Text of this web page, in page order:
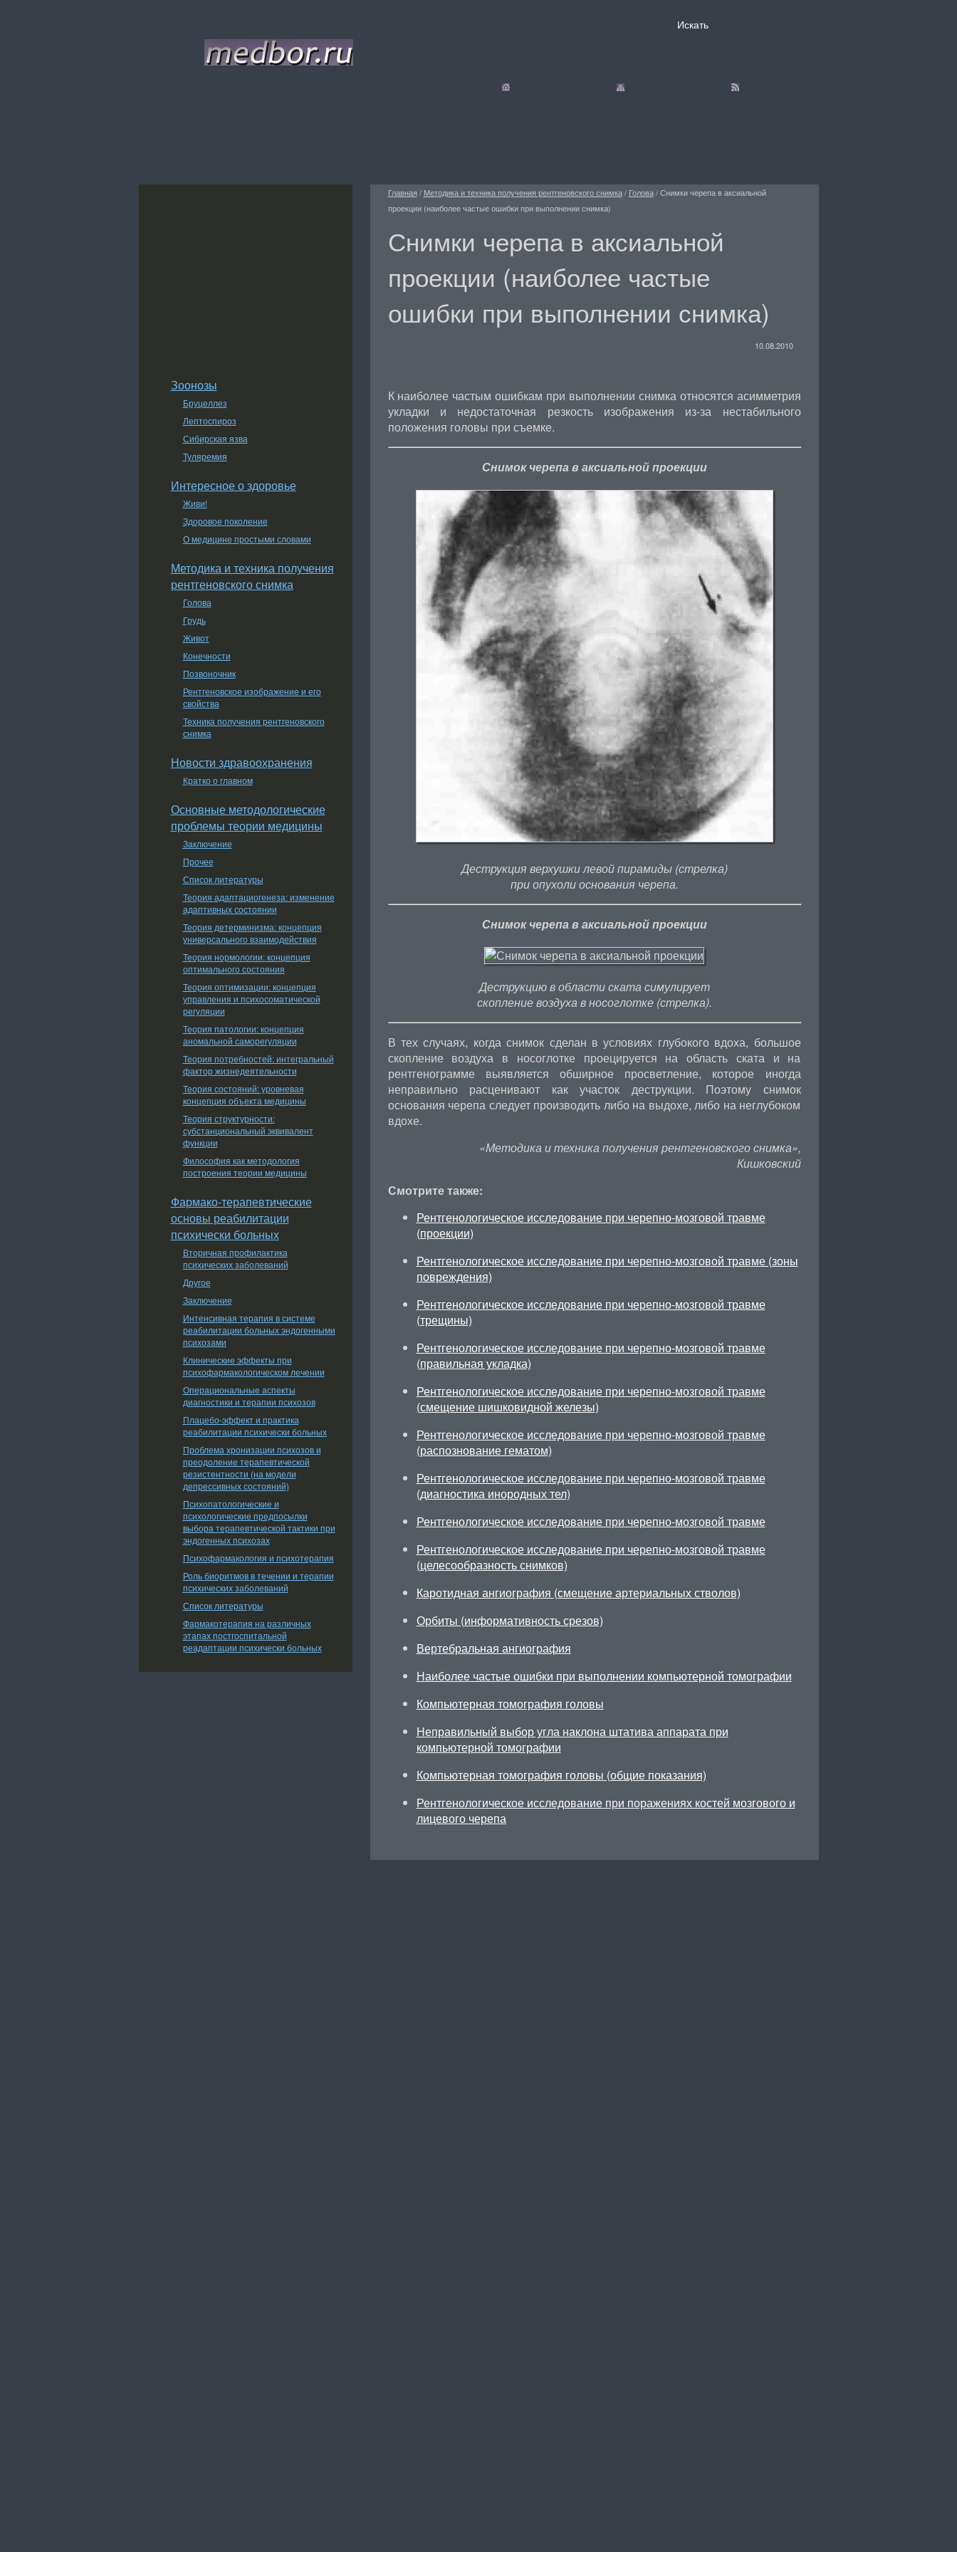
Главная / Методика и техника получения рентгеновского снимка/ Голова/Снимки черепа в аксиальной
проекции (наиболее частые ошибки при выполнении снимка)
Снимки черепа в аксиальной
проекции (наиболее частые
ошибки при выполнении снимка)
10.08.2010
К наиболее частым ошибкам при выполнении снимка относятся асимметрия
укладки и недостаточная резкость изображения из-за нестабильного
положения головы при съемке.
Снимок черепа в аксиальной проекции
Деструкция верхушки левой пирамиды (стрелка)
при опухоли основания черепа.
Снимок черепа в аксиальной проекции
Деструкцию в области ската симулирует
скопление воздуха в носоглотке (стрелка).
В тех случаях, когда снимок сделан в условиях глубокого вдоха, большое
скопление воздуха в носоглотке проецируется на область ската и на
рентгенограмме выявляется обширное просветление, которое иногда
неправильно расценивают как участок деструкции. Поэтому снимок
основания черепа следует производить либо на выдохе, либо на неглубоком
вдохе.
«Методика и техника получения рентгеновского снимка»,
Кишковский
Смотрите также:
Рентгенологическое исследование при черепно-мозговой травме
(проекции)
Рентгенологическое исследование при черепно-мозговой травме (зоны
повреждения)
Рентгенологическое исследование при черепно-мозговой травме
(трещины)
Рентгенологическое исследование при черепно-мозговой травме
(правильная укладка)
Рентгенологическое исследование при черепно-мозговой травме
(смещение шишковидной железы)
Рентгенологическое исследование при черепно-мозговой травме
(распознование гематом)
Рентгенологическое исследование при черепно-мозговой травме
(диагностика инородных тел)
Рентгенологическое исследование при черепно-мозговой травме
Рентгенологическое исследование при черепно-мозговой травме
(целесообразность снимков)
Каротидная ангиография (смещение артериальных стволов)
Орбиты (информативность срезов)
Вертебральная ангиография
Наиболее частые ошибки при выполнении компьютерной томографии
Компьютерная томография головы
Неправильный выбор угла наклона штатива аппарата при
компьютерной томографии
Компьютерная томография головы (общие показания)
Рентгенологическое исследование при поражениях костей мозгового и
лицевого черепа
Зоонозы
Бруцеллез
Лептоспироз
Сибирская язва
Туляремия
Интересное о здоровье
Живи!
Здоровое поколение
О медицине простыми словами
Методика и техника получения
рентгеновского снимка
Голова
Грудь
Живот
Конечности
Позвоночник
Рентгеновское изображение и его
свойства
Техника получения рентгеновского
снимка
Новости здравоохранения
Кратко о главном
Основные методологические
проблемы теории медицины
Заключение
Прочее
Список литературы
Теория адаптациогенеза: изменение
адаптивных состоянии
Теория детерминизма: концепция
универсального взаимодействия
Теория нормологии: концепция
оптимального состояния
Теория оптимизации: концепция
управления и психосоматической
регуляции
Теория патологии: концепция
аномальной саморегуляции
Теория потребностей: интегральный
фактор жизнедеятельности
Теория состояний: уровневая
концепция объекта медицины
Теория структурности:
субстанциональный эквивалент
функции
Философия как методология
построения теории медицины
Фармако-терапевтические
основы реабилитации
психически больных
Вторичная профилактика
психических заболеваний
Другое
Заключение
Интенсивная терапия в системе
реабилитации больных эндогенными
психозами
Клинические эффекты при
психофармакологическом лечении
Операциональные аспекты
диагностики и терапии психозов
Плацебо-эффект и практика
реабилитации психически больных
Проблема хронизации психозов и
преодоление терапевтической
резистентности (на модели
депрессивных состояний)
Психопатологические и
психологические предпосылки
выбора терапевтической тактики при
эндогенных психозах
Психофармакология и психотерапия
Роль биоритмов в течении и терапии
психических заболеваний
Список литературы
Фармакотерапия на различных
этапах постгоспитальной
реадаптации психически больных